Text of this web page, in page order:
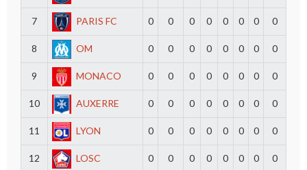
7 PARIS FC 0 0 0 0 0 0 0 0
8 OM 0 0 0 0 0 0 0 0
9 MONACO 0 0 0 0 0 0 0 0
10 AUXERRE 0 0 0 0 0 0 0 0
11 LYON 0 0 0 0 0 0 0 0
12 LOSC 0 0 0 0 0 0 0 0